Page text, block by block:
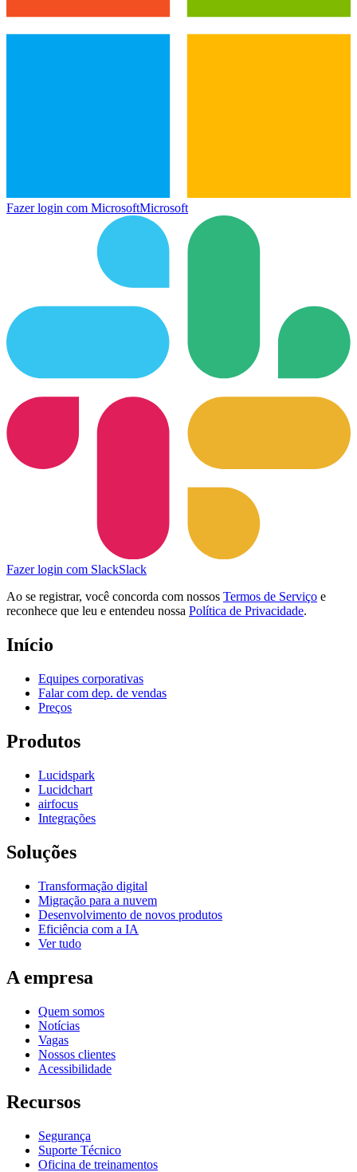
Fazer login com MicrosoftMicrosoft
Fazer login com SlackSlack
Ao se registrar, você concorda com nossos Termos de Serviço e
reconhece que leu e entendeu nossa Política de Privacidade.
Início
Equipes corporativas
Falar com dep. de vendas
Preços
Produtos
Lucidspark
Lucidchart
airfocus
Integrações
Soluções
Transformação digital
Migração para a nuvem
Desenvolvimento de novos produtos
Eficiência com a IA
Ver tudo
A empresa
Quem somos
Notícias
Vagas
Nossos clientes
Acessibilidade
Recursos
Segurança
Suporte Técnico
Oficina de treinamentos